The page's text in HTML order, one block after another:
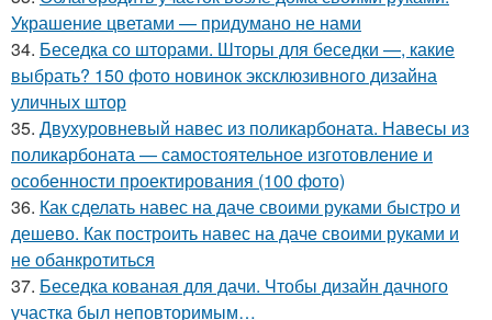
Украшение цветами — придумано не нами
34. Беседка со шторами. Шторы для беседки —, какие
выбрать? 150 фото новинок эксклюзивного дизайна
уличных штор
35. Двухуровневый навес из поликарбоната. Навесы из
поликарбоната — самостоятельное изготовление и
особенности проектирования (100 фото)
36. Как сделать навес на даче своими руками быстро и
дешево. Как построить навес на даче своими руками и
не обанкротиться
37. Беседка кованая для дачи. Чтобы дизайн дачного
участка был неповторимым…